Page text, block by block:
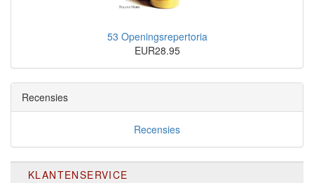
53 Openingsrepertoria
EUR28.95
Recensies
Recensies
KLANTENSERVICE